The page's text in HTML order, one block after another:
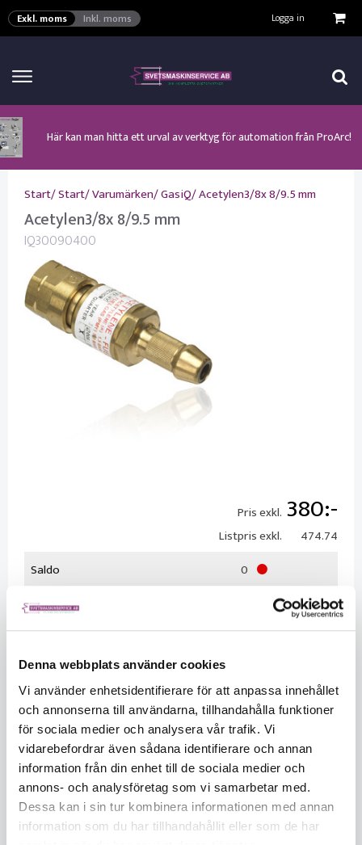
Denna webbplats använder cookies
Vi använder enhetsidentifierare för att anpassa innehållet
och annonserna till användarna, tillhandahålla funktioner
för sociala medier och analysera vår trafik. Vi
vidarebefordrar även sådana identifierare och annan
information från din enhet till de sociala medier och
annons- och analysföretag som vi samarbetar med.
Dessa kan i sin tur kombinera informationen med annan
information som du har tillhandahållit eller som de har
Exkl. moms Inkl. moms Logga in
Klicka här för att se alla våra nuvarande kampanjer!
Här kan man hitta ett urval av verktyg för automation från ProArc!
Nyhet! Lägesställare, rullbockar och längdsvets från ProArc!
Nyhet! Tig-svets från Esab, Rogue ET 230iP AC/DC!
Nyhet! Tig-svets Minarc T 223 AC/DC från Kemppi!
Nyhet! Nya PAPR-enheten från ESAB EPR-X1.1!
Nyhet! MinarcMig 190 Auto och MinarcMig 220 Auto från Kemppi!
Start/Start/Varumärken/GasiQ/Acetylen3/8x 8/9.5 mm
Acetylen3/8x 8/9.5 mm
IQ30090400
Pris exkl. 380
Listpris exkl.
474.74
Saldo
0
KÖP
Beskrivning
Flamspärren är ett säkerhetsdon som rekomenderas av
VISA VARUKORGEN TILL KASSAN